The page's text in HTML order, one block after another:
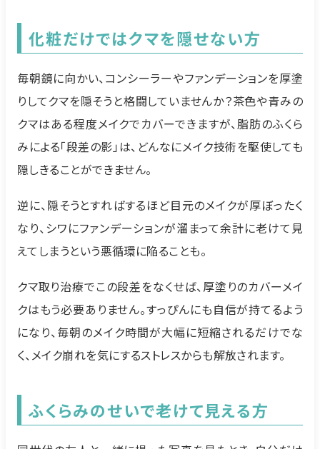
化粧だけではクマを隠せない方
毎朝鏡に向かい、コンシーラーやファンデーションを厚塗
りしてクマを隠そうと格闘していませんか？茶色や青みの
クマはある程度メイクでカバーできますが、脂肪のふくら
みによる「段差の影」は、どんなにメイク技術を駆使しても
隠しきることができません。
逆に、隠そうとすればするほど目元のメイクが厚ぼったく
なり、シワにファンデーションが溜まって余計に老けて見
えてしまうという悪循環に陥ることも。
クマ取り治療でこの段差をなくせば、厚塗りのカバーメイ
クはもう必要ありません。すっぴんにも自信が持てるよう
になり、毎朝のメイク時間が大幅に短縮されるだけでな
く、メイク崩れを気にするストレスからも解放されます。
ふくらみのせいで老けて見える方